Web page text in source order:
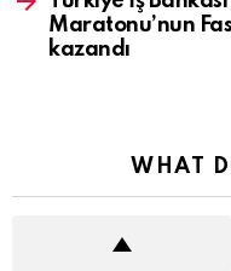
Maratonu’nun
kazandı
WHAT